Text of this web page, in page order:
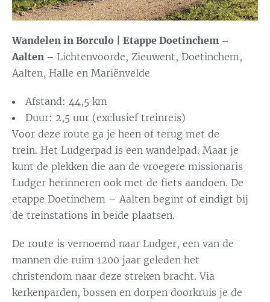
Wandelen in Borculo | Etappe Doetinchem –
Aalten – Lichtenvoorde, Zieuwent, Doetinchem,
Aalten, Halle en Mariënvelde
Afstand: 44,5 km
Duur: 2,5 uur (exclusief treinreis)
Voor deze route ga je heen of terug met de
trein. Het Ludgerpad is een wandelpad. Maar je
kunt de plekken die aan de vroegere missionaris
Ludger herinneren ook met de fiets aandoen. De
etappe Doetinchem – Aalten begint of eindigt bij
de treinstations in beide plaatsen.
De route is vernoemd naar Ludger, een van de
mannen die ruim 1200 jaar geleden het
christendom naar deze streken bracht. Via
kerkenparden, bossen en dorpen doorkruis je de